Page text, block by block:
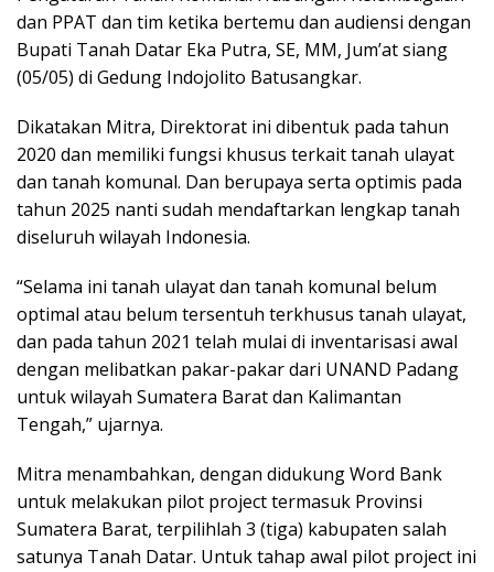
dan PPAT dan tim ketika bertemu dan audiensi dengan
Bupati Tanah Datar Eka Putra, SE, MM, Jum’at siang
(05/05) di Gedung Indojolito Batusangkar.
Dikatakan Mitra, Direktorat ini dibentuk pada tahun
2020 dan memiliki fungsi khusus terkait tanah ulayat
dan tanah komunal. Dan berupaya serta optimis pada
tahun 2025 nanti sudah mendaftarkan lengkap tanah
diseluruh wilayah Indonesia.
“Selama ini tanah ulayat dan tanah komunal belum
optimal atau belum tersentuh terkhusus tanah ulayat,
dan pada tahun 2021 telah mulai di inventarisasi awal
dengan melibatkan pakar-pakar dari UNAND Padang
untuk wilayah Sumatera Barat dan Kalimantan
Tengah,” ujarnya.
Mitra menambahkan, dengan didukung Word Bank
untuk melakukan pilot project termasuk Provinsi
Sumatera Barat, terpilihlah 3 (tiga) kabupaten salah
satunya Tanah Datar. Untuk tahap awal pilot project ini